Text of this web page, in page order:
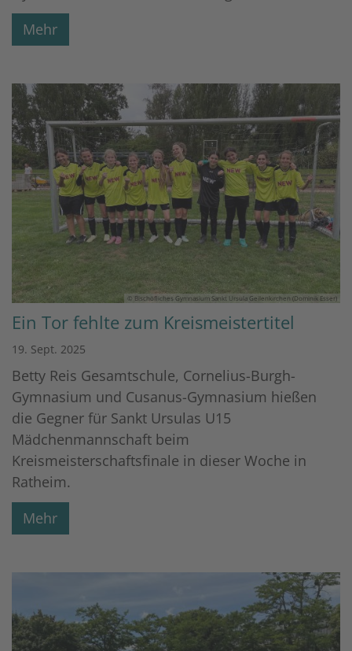
Mehr
© Bischöfliches Gymnasium Sankt Ursula Geilenkirchen (Dominik Esser)
Ein Tor fehlte zum Kreismeistertitel
19. Sept. 2025
Betty Reis Gesamtschule, Cornelius-Burgh-
Gymnasium und Cusanus-Gymnasium hießen
die Gegner für Sankt Ursulas U15
Mädchenmannschaft beim
Kreismeisterschaftsfinale in dieser Woche in
Ratheim.
Mehr